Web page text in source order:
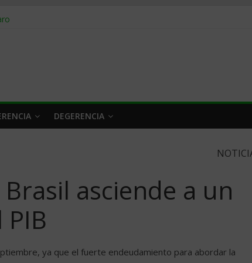
en 2026
venderle
DEGERENCIA
asciende a un
ya que el fuerte endeudamiento para abordar la